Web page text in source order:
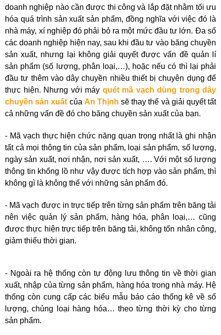
doanh nghiệp nào cần được thi công và lắp đặt nhằm tối ưu
hóa quá trình sản xuất sản phẩm, đồng nghĩa với việc đó là
nhà máy, xí nghiệp đó phải bỏ ra một mức đầu tư lớn. Đa số
các doanh nghiệp hiện nay, sau khi đầu tư vào băng chuyền
sản xuất, nhưng lại không giải quyết được vấn đề quản lí
sản phẩm (số lượng, phân loại,…), hoặc nếu có thì lại phải
đầu tư thêm vào dây chuyền nhiều thiết bị chuyên dụng để
thực hiện. Nhưng với máy quét mã vạch dùng trong dây
chuyền sản xuất của An Thịnh sẽ thay thế và giải quyết tất
cả những vấn đề đó cho băng chuyền sản xuất của bạn.
- Mã vạch thực hiện chức năng quan trọng nhất là ghi nhận
tất cả mọi thông tin của sản phẩm, loại sản phẩm, số lượng,
ngày sản xuất, nơi nhận, nơi sản xuất, …. Với một số lượng
thông tin khổng lồ như vậy được tích hợp vào sản phẩm, thì
không gì là không thể với những sản phẩm đó.
- Mã vạch được in trực tiếp trên từng sản phẩm trên băng tải
nên việc quản lý sản phẩm, hàng hóa, phân loại,… cũng
được thực hiện trực tiếp trên băng tải, không tốn nhân công,
giảm thiểu thời gian.
- Ngoài ra hệ thống còn tự động lưu thông tin về thời gian
xuất, nhập của từng sản phẩm, hàng hóa trong nhà máy. Hệ
thống còn cung cấp các biểu mẫu báo cáo thống kê về số
lượng, chủng loại hàng hóa… theo từng thời kỳ cho từng
sản phẩm.